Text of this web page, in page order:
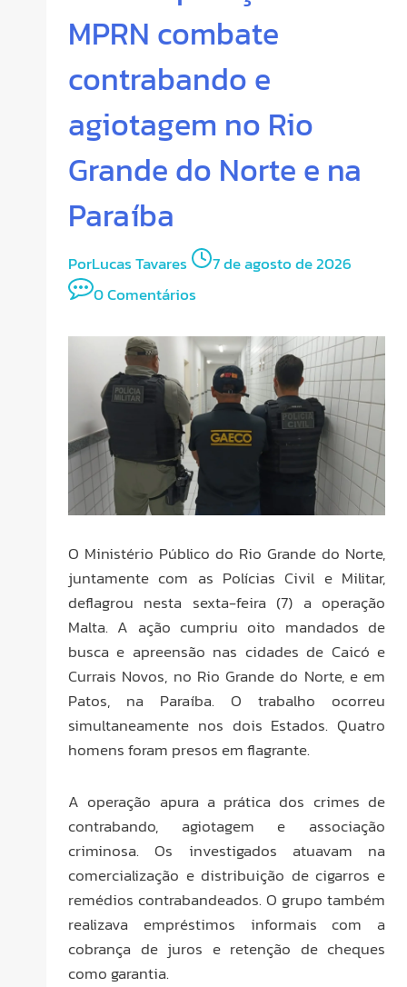
MPRN combate
contrabando e
agiotagem no Rio
Grande do Norte e na
Paraíba
PorLucas Tavares
7 de agosto de 2026
0 Comentários
O Ministério Público do Rio Grande do Norte,
juntamente com as Polícias Civil e Militar,
deflagrou nesta sexta-feira (7) a operação
Malta. A ação cumpriu oito mandados de
busca e apreensão nas cidades de Caicó e
Currais Novos, no Rio Grande do Norte, e em
Patos, na Paraíba. O trabalho ocorreu
simultaneamente nos dois Estados. Quatro
homens foram presos em flagrante.
A operação apura a prática dos crimes de
contrabando, agiotagem e associação
criminosa. Os investigados atuavam na
comercialização e distribuição de cigarros e
remédios contrabandeados. O grupo também
realizava empréstimos informais com a
cobrança de juros e retenção de cheques
como garantia.